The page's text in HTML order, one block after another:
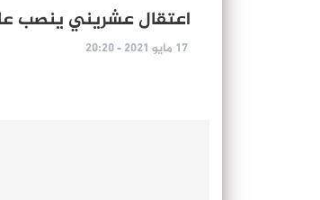
اعتقال عشريني ينصب
17 مايو 2021 - 20:20